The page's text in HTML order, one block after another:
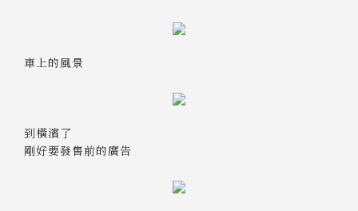
車上的風景
到橫濱了
剛好要發售前的廣告